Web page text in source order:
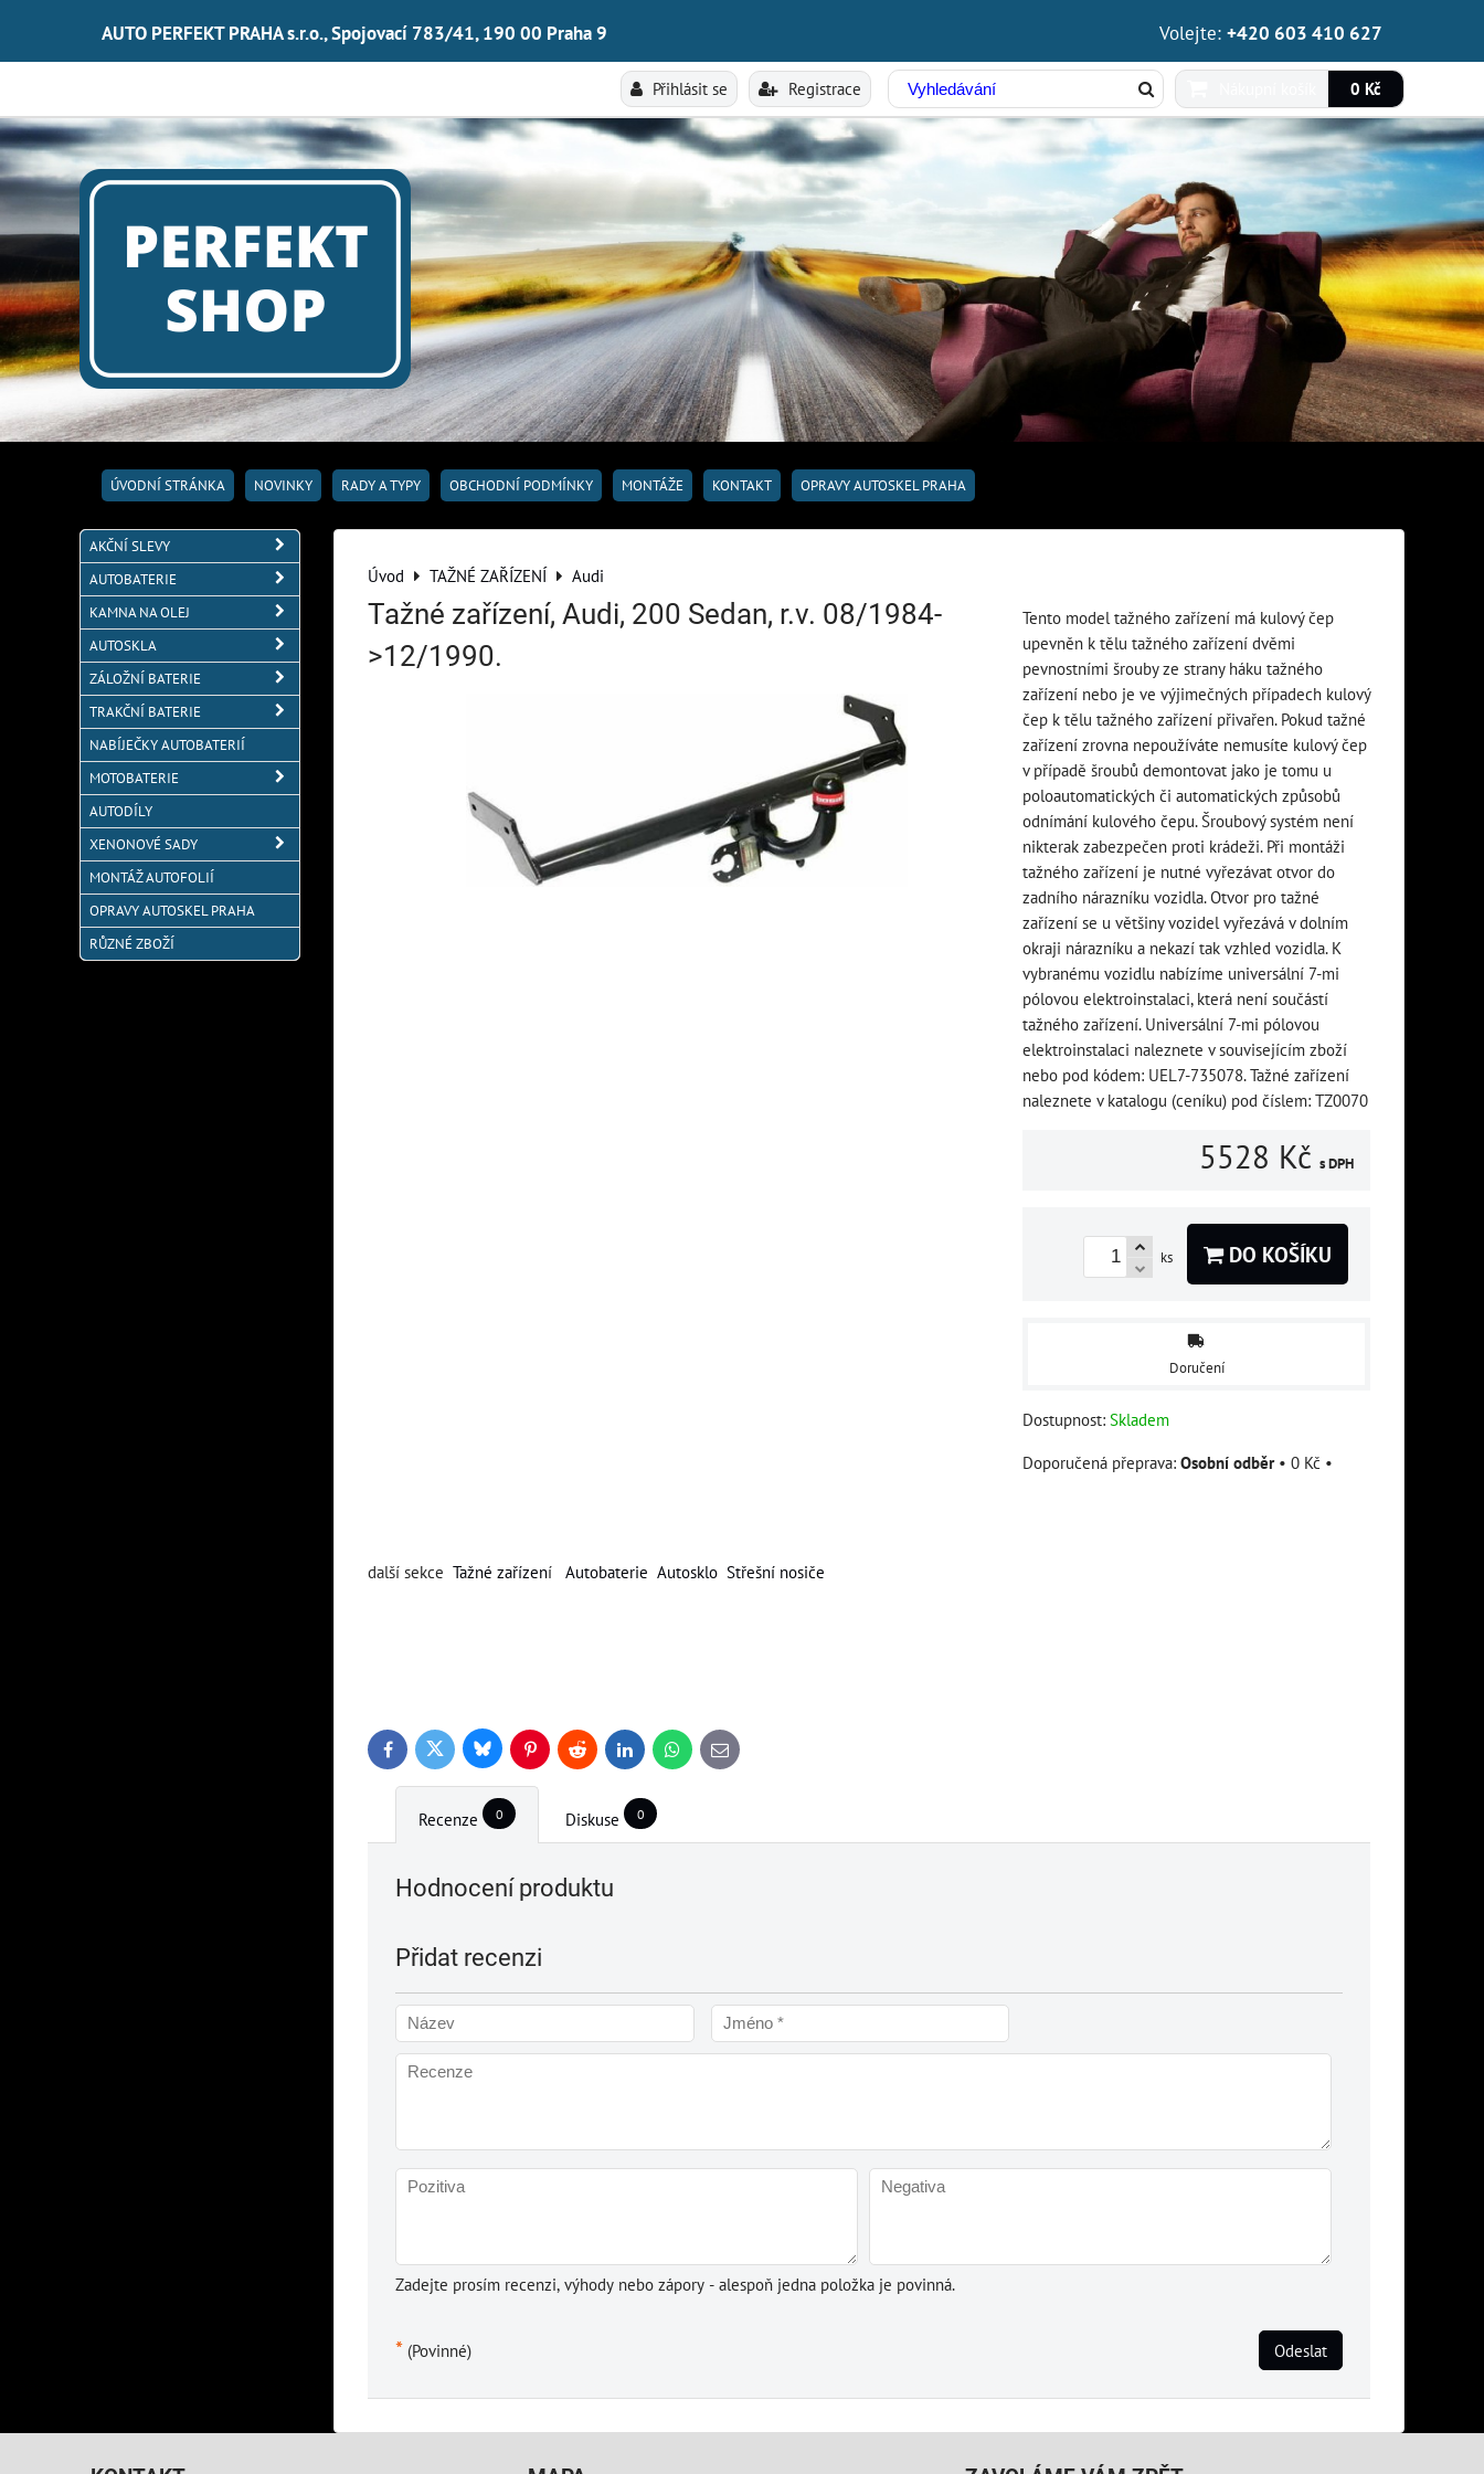
AUTO PERFEKT PRAHA s.r.o., Spojovací 783/41, 190 00 Praha 9 Volejte: +420 603 410 627
Přihlásit se Registrace 0 Kč
ÚVODNÍ STRÁNKA NOVINKY RADY A TYPY OBCHODNÍ PODMÍNKY MONTÁŽE KONTAKT OPRAVY AUTOSKEL PRAHA
Úvod TAŽNÉ ZAŘÍZENÍ Audi
Tažné zařízení, Audi, 200 Sedan, r.v. 08/1984-
>12/1990.
Tento model tažného zařízení má kulový čep
upevněn k tělu tažného zařízení dvěmi
pevnostními šrouby ze strany háku tažného
zařízení nebo je ve výjimečných případech kulový
čep k tělu tažného zařízení přivařen. Pokud tažné
zařízení zrovna nepoužíváte nemusíte kulový čep
v případě šroubů demontovat jako je tomu u
poloautomatických či automatických způsobů
odnímání kulového čepu. Šroubový systém není
nikterak zabezpečen proti krádeži. Při montáži
tažného zařízení je nutné vyřezávat otvor do
zadního nárazníku vozidla. Otvor pro tažné
zařízení se u většiny vozidel vyřezává v dolním
okraji nárazníku a nekazí tak vzhled vozidla. K
vybranému vozidlu nabízíme universální 7-mi
pólovou elektroinstalaci, která není součástí
tažného zařízení. Universální 7-mi pólovou
elektroinstalaci naleznete v souvisejícím zboží
nebo pod kódem: UEL7-735078. Tažné zařízení
naleznete v katalogu (ceníku) pod číslem: TZ0070
5528 Kč s DPH
ks DO KOŠÍKU
Doručení
Dostupnost: Skladem
Osobní odběr • 0 Kč •
další sekce Tažné zařízení Autobaterie Autosklo Střešní nosiče
FacebookTwitter BlueskyPinterestReddit LinkedInWhatsApp
E-
mail
Recenze 0 Diskuse 0
Hodnocení produktu
Přidat recenzi
Zadejte prosím recenzi, výhody nebo zápory - alespoň jedna položka je povinná.
* (Povinné) Odeslat
AKČNÍ SLEVY
AUTOBATERIE
KAMNA NA OLEJ
AUTOSKLA
ZÁLOŽNÍ BATERIE
TRAKČNÍ BATERIE
NABÍJEČKY AUTOBATERIÍ
MOTOBATERIE
AUTODÍLY
XENONOVÉ SADY
MONTÁŽ AUTOFOLIÍ
OPRAVY AUTOSKEL PRAHA
RŮZNÉ ZBOŽÍ